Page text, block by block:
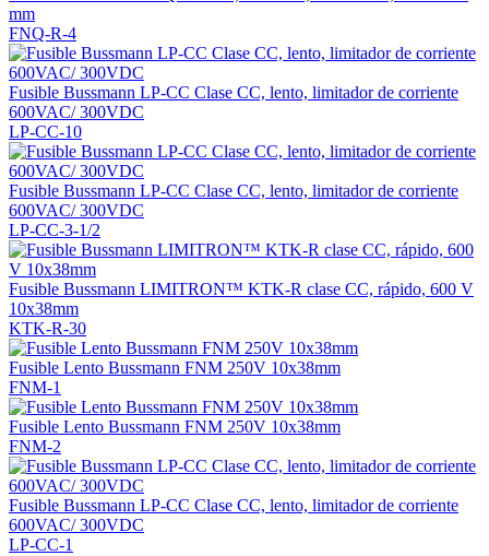
mm
FNQ-R-4
Fusible Bussmann LP-CC Clase CC, lento, limitador de corriente
600VAC/ 300VDC
LP-CC-10
Fusible Bussmann LP-CC Clase CC, lento, limitador de corriente
600VAC/ 300VDC
LP-CC-3-1/2
Fusible Bussmann LIMITRON™ KTK-R clase CC, rápido, 600 V
10x38mm
KTK-R-30
Fusible Lento Bussmann FNM 250V 10x38mm
FNM-1
Fusible Lento Bussmann FNM 250V 10x38mm
FNM-2
Fusible Bussmann LP-CC Clase CC, lento, limitador de corriente
600VAC/ 300VDC
LP-CC-1